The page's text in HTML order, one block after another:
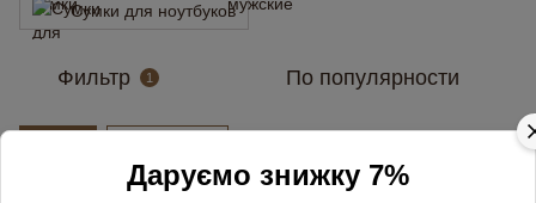
Даруємо знижку 7%
Сумки для ноутбуков
Фильтр 1 По популярности